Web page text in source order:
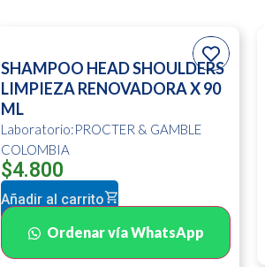
SHAMPOO HEAD SHOULDERS
LIMPIEZA RENOVADORA X 90
ML
Laboratorio:PROCTER & GAMBLE
COLOMBIA
$4.800
Añadir al carrito
Ordenar vía WhatsApp